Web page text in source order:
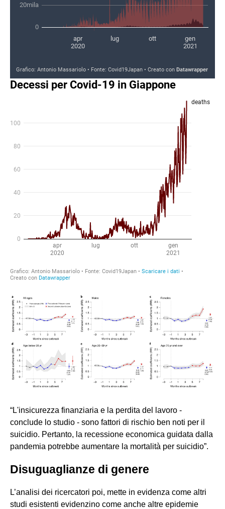
“L'insicurezza finanziaria e la perdita del lavoro -
conclude lo studio - sono fattori di rischio ben noti per il
suicidio. Pertanto, la recessione economica guidata dalla
pandemia potrebbe aumentare la mortalità per suicidio”.
Disuguaglianze di genere
L’analisi dei ricercatori poi, mette in evidenza come altri
studi esistenti evidenzino come anche altre epidemie